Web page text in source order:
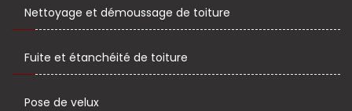
Nettoyage et démoussage de toiture
Fuite et étanchéité de toiture
Pose de velux